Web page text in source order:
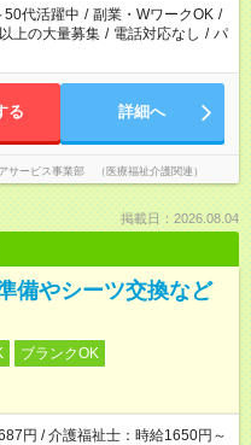
50代活躍中 / 副業・WワークOK /
上の大量募集 / 電話対応なし / パ
る 詳細へ
サービス事業部 （医療福祉介護関連）
掲載日：2026.08.04
備やシーツ交換など
ブランクOK
円 / 介護福祉士：時給1650円～